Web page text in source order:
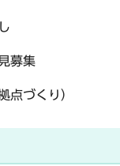
募集
点づくり）